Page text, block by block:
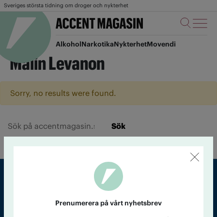
Sveriges största tidning om droger och nykterhet
AlkoholNarkotikaNykterhetMovendi
Malin Levanon
Sorry, no results were found.
Sök
Prenumerera på vårt nyhetsbrev